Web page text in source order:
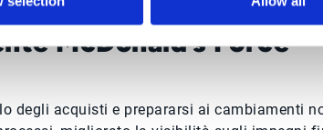
McDonald’s Force
acquisti e prepararsi ai cambiamenti